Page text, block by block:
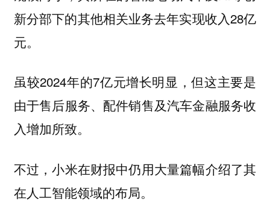
新分部下的其他相关业务去年实现收入28亿
元。
虽较2024年的7亿元增长明显，但这主要是
由于售后服务、配件销售及汽车金融服务收
入增加所致。
不过，小米在财报中仍用大量篇幅介绍了其
在人工智能领域的布局。